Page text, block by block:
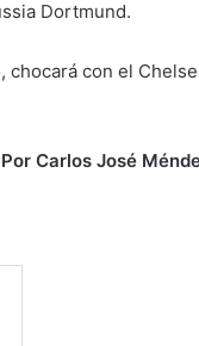
Dortmund.
con el
Por Carlos José